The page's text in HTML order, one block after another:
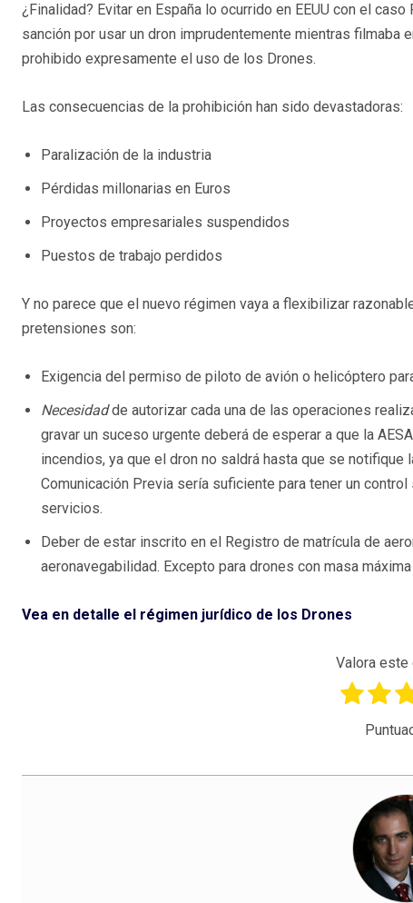
¿Finalidad? Evitar en España lo ocurrido en EEUU con el
sanción por usar un dron imprudentemente mientras filmaba
prohibido expresamente el uso de los Drones.
Las consecuencias de la prohibición han sido devastadoras:
Paralización de la industria
Pérdidas millonarias en Euros
Proyectos empresariales suspendidos
Puestos de trabajo perdidos
Y no parece que el nuevo régimen vaya a flexibilizar
pretensiones son:
Exigencia del permiso de piloto de avión o helicóptero
Necesidadde autorizar cada una de las operaciones
gravar un suceso urgente deberá de esperar a que la
incendios, ya que el dron no saldrá hasta que se
Comunicación Previa sería suficiente para tener un
servicios.
Deber de estar inscrito en el Registro de matrícula de
aeronavegabilidad. Excepto para drones con masa
Vea en detalle el régimen jurídico de los Drones
Valora este